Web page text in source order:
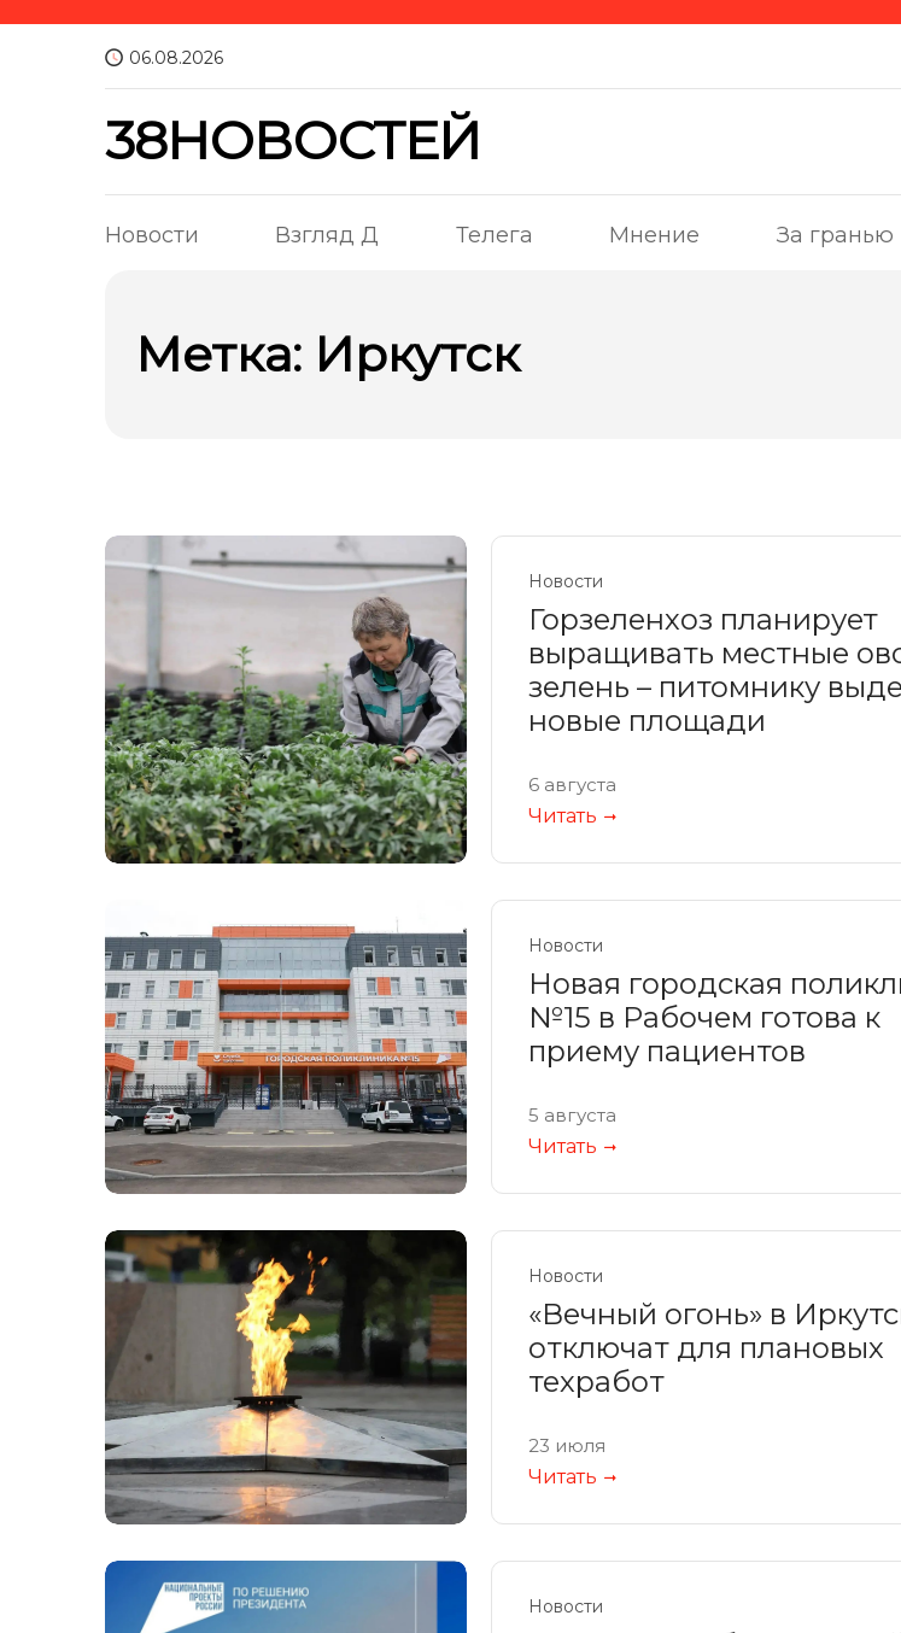
06.08.2026
38НОВОСТЕЙ
Новости Взгляд Д Телега Мнение За гранью
Метка: Иркутск
Новости
Горзеленхоз планирует
выращивать местные
зелень – питомнику
новые площади
6 августа
Читать
Новости
Новая городская
№15 в Рабочем готова к
приему пациентов
5 августа
Читать
Новости
«Вечный огонь» в
отключат для плановых
техработ
23 июля
Читать
Новости